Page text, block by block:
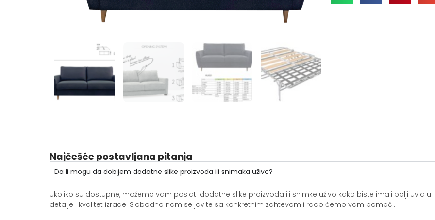
Najčešće postavljana pitanja
Da li mogu da dobijem dodatne slike proizvoda ili snimaka uživo?
Ukoliko su dostupne, možemo vam poslati dodatne slike proizvoda ili snimke uživo kako biste imali bolji uvid u
detalje i kvalitet izrade. Slobodno nam se javite sa konkretnim zahtevom i rado ćemo vam pomoći.